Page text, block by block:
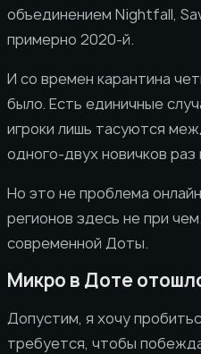
объединением Nightfall,
примерно 2020-й.
И со времен карантина
было. Есть единичные
игроки лишь тасуются
одного-двух новичков раз
Но это не проблема
регионов здесь не при
современной Доты.
Микро в Доте
Допустим, я хочу
требуется, чтобы